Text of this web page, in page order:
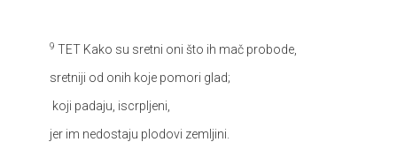
9 TET Kako su sretni oni što ih mač probode,
sretniji od onih koje pomori glad;
koji padaju, iscrpljeni,
jer im nedostaju plodovi zemljini.